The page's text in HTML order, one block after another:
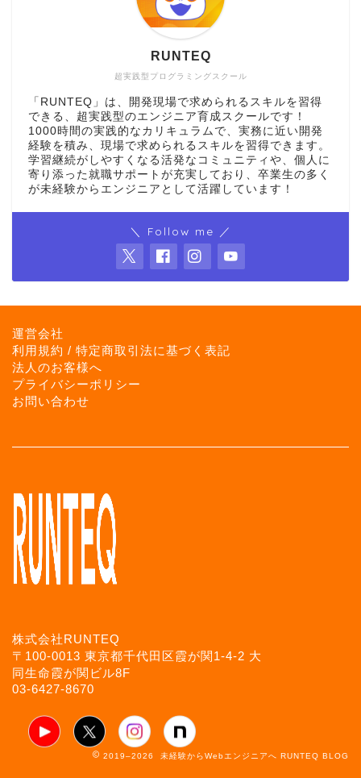
超実践型プログラミングスクール
RUNTEQ
「RUNTEQ」は、開発現場で求められるスキルを習得
できる、超実践型のエンジニア育成スクールです！
1000時間の実践的なカリキュラムで、実務に近い開発
経験を積み、現場で求められるスキルを習得できます。
学習継続がしやすくなる活発なコミュニティや、個人に
寄り添った就職サポートが充実しており、卒業生の多く
が未経験からエンジニアとして活躍しています！
＼ Follow me ／
株式会社RUNTEQ
〒100-0013 東京都千代田区霞が関1-4-2 大
同生命霞が関ビル8F
03-6427-8670
運営会社
利用規約 / 特定商取引法に基づく表記
法人のお客様へ
プライバシーポリシー
お問い合わせ
2019–2026 未経験からWebエンジニアへ RUNTEQ BLOG